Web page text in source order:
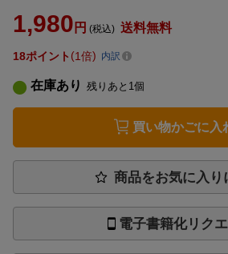
1,980 円 (税込) 送料無料
18ポイント 1倍 内訳
在庫あり 残りあと 1個
買い物かごに入
商品をお気に入り
電子書籍化リク